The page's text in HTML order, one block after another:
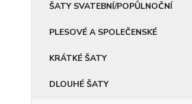
ŠATY SVATEBNÍ/POPŮLNOČNÍ
PLESOVÉ A SPOLEČENSKÉ
KRÁTKÉ ŠATY
DLOUHÉ ŠATY